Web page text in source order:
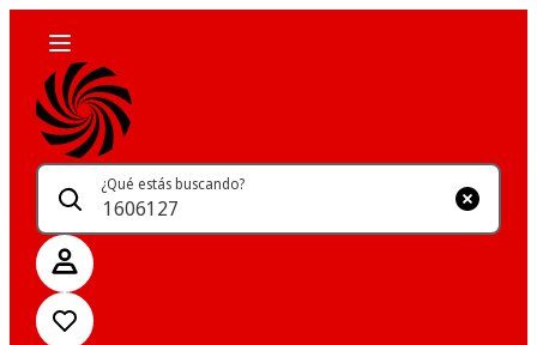
¿Qué estás buscando?